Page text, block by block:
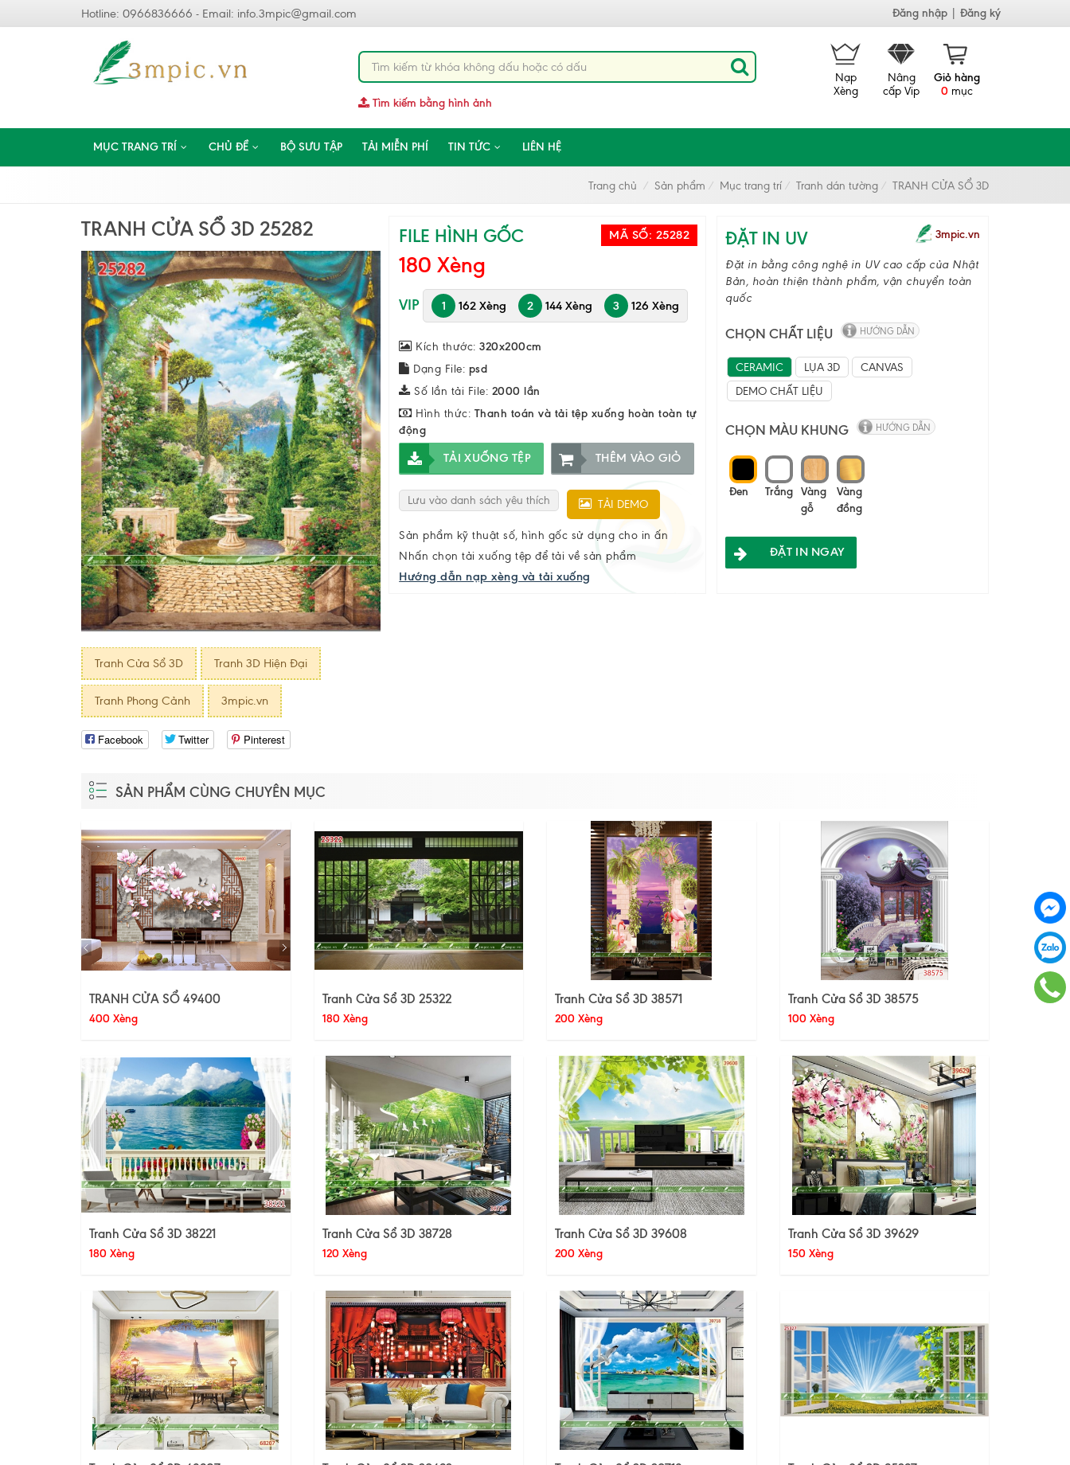
Hotline: 0966836666 - Email: info.3mpic@gmail.com Đăng nhập Đăng ký
Tìm kiếm bằng hình ảnh
Giỏ hàng
0 mục
Nâng
cấp Vip
Nạp
Xèng
MỤC TRANG TRÍ CHỦ ĐỀ BỘ SƯU TẬP TẢI MIỄN PHÍ TIN TỨC LIÊN HỆ
Trang chủ Sản phẩm Mục trang trí Tranh dán tường TRANH CỬA SỔ 3D
TRANH CỬA SỔ 3D 25282
Tranh Cửa Sổ 3D Tranh 3D Hiện Đại
Tranh Phong Cảnh 3mpic.vn
Facebook Twitter Pinterest
FILE HÌNH GỐC MÃ SỐ: 25282
180 Xèng
VIP 1 162 Xèng 2 144 Xèng 3 126 Xèng
Kích thước:320x200cm
Dạng File: psd
Số lần tải File: 2000 lần
Hình thức: Thanh toán và tải tệp xuống hoàn toàn tự
động
TẢI XUỐNG TỆP THÊM VÀO GIỎ
Lưu vào danh sách yêu thích TẢI DEMO
Sản phẩm kỹ thuật số, hình gốc sử dụng cho in ấn
Nhấn chọn tải xuống tệp để tải về sản phẩm
Hướng dẫn nạp xèng và tải xuống
ĐẶT IN UV 3mpic.vn
Đặt in bằng công nghệ in UV cao cấp của Nhật
Bản, hoàn thiện thành phẩm, vận chuyển toàn
quốc
CHỌN CHẤT LIỆU HƯỚNG DẪN
CERAMIC LỤA 3D
CANVAS
DEMO CHẤT LIỆU
CHỌN MÀU KHUNG HƯỚNG DẪN
Đen Trắng Vàng
gỗ
Vàng
đồng
ĐẶT IN NGAY
SẢN PHẨM CÙNG CHUYÊN MỤC
TRANH CỬA SỔ 49400
400 Xèng
Tranh Cửa Sổ 3D 25322
180 Xèng
Tranh Cửa Sổ 3D 38571
200 Xèng
Tranh Cửa Sổ 3D 38575
100 Xèng
Tranh Cửa Sổ 3D 38221
180 Xèng
Tranh Cửa Sổ 3D 38728
120 Xèng
Tranh Cửa Sổ 3D 39608
200 Xèng
Tranh Cửa Sổ 3D 39629
150 Xèng